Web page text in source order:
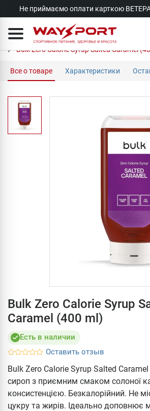
Не приймаємо оплати карткою
Bulk Zero Calorie Syrup Salted Caramel
Все о товаре Характеристики
Bulk Zero Calorie Syrup
Caramel (400 ml)
Есть в наличии
Оставить отзыв
Bulk Zero Calorie Syrup Salted
сироп з приємним смаком солоної
консистенцією. Безкалорійний. Не
цукру та жирів. Ідеально доповнює